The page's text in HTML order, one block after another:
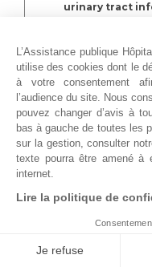
urinary tract
Breuleux C,
McManus R,
Albanese J,
Prog Urol. 2021
7087(21)00450-
L’Assistance publique
utilise des cookies dont le
à votre consentement
l’audience du site. Nous
pouvez changer d’avis à
bas à gauche de toutes les
sur la gestion, consulter
texte pourra être amené à
internet.
Lire la politique de
Je refuse